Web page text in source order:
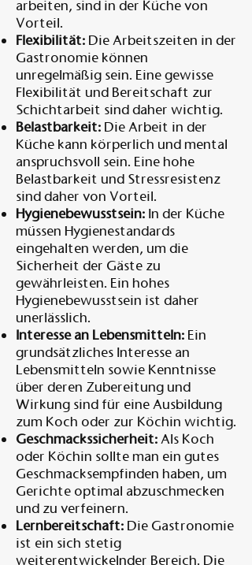
arbeiten, sind in der Küche von
Vorteil.
Flexibilität: Die Arbeitszeiten in der
Gastronomie können
unregelmäßig sein. Eine gewisse
Flexibilität und Bereitschaft zur
Schichtarbeit sind daher wichtig.
Belastbarkeit: Die Arbeit in der
Küche kann körperlich und mental
anspruchsvoll sein. Eine hohe
Belastbarkeit und Stressresistenz
sind daher von Vorteil.
Hygienebewusstsein: In der Küche
müssen Hygienestandards
eingehalten werden, um die
Sicherheit der Gäste zu
gewährleisten. Ein hohes
Hygienebewusstsein ist daher
unerlässlich.
Interesse an Lebensmitteln: Ein
grundsätzliches Interesse an
Lebensmitteln sowie Kenntnisse
über deren Zubereitung und
Wirkung sind für eine Ausbildung
zum Koch oder zur Köchin wichtig.
Geschmackssicherheit:Als Koch
oder Köchin sollte man ein gutes
Geschmacksempfinden haben, um
Gerichte optimal abzuschmecken
und zu verfeinern.
Lernbereitschaft: Die Gastronomie
ist ein sich stetig
weiterentwickelnder Bereich. Die